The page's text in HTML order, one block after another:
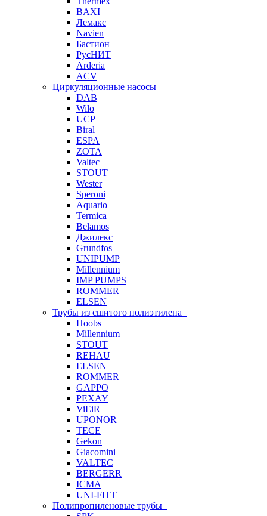
BAXI
Лемакс
Navien
Бастион
РусНИТ
Arderia
ACV
Циркуляционные насосы
DAB
Wilo
UCP
Biral
ESPA
ZOTA
Valtec
STOUT
Wester
Speroni
Aquario
Termica
Belamos
Джилекс
Grundfos
UNIPUMP
Millennium
IMP PUMPS
ROMMER
ELSEN
Трубы из сшитого полиэтилена
Hoobs
Millennium
STOUT
REHAU
ELSEN
ROMMER
GAPPO
РЕХАУ
ViEiR
UPONOR
TECE
Gekon
Giacomini
VALTEC
BERGERR
ICMA
UNI-FITT
Полипропиленовые трубы